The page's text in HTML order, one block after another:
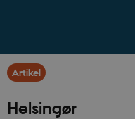
Artikel
Helsingør